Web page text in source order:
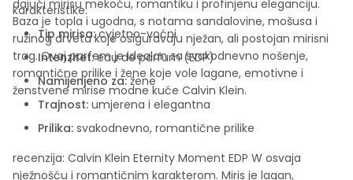
dajući mirisu mekoću, romantiku i profinjenu eleganciju.
Baza je topla i ugodna, s notama sandalovine, mošusa i
ružinog drveta koje osiguravaju nježan, ali postojan mirisni
trag. Ovaj parfem je idealan za svakodnevno nošenje,
romantične prilike i žene koje vole lagane, emotivne i
ženstvene mirise modne kuće Calvin Klein.
karakteristike:
Tip mirisa:cvjetno-voćni
Intenzitet:eau de parfum (EDP)
Namijenjeno za:žene
Trajnost: umjerena i elegantna
Prilika: svakodnevno, romantične prilike
recenzija: Calvin Klein Eternity Moment EDP W osvaja
nježnošću i romantičnim karakterom. Miris je lagan,